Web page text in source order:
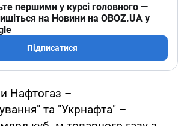
першими у курсі головного —
на Новини на OBOZ.UA у
Підписатися
Нафтогаз –
та "Укрнафта" –